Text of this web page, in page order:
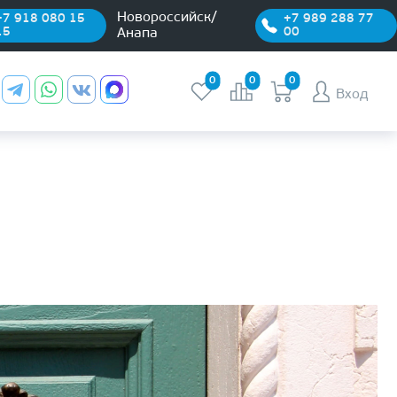
918 080 15
Новороссийск/
Анапа
+7 989 288 77
00
0 0 0
Вход